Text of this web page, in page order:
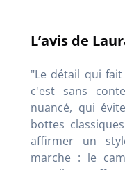
L’avis de
"Le détail qui
c'est sans
nuancé, qui
bottes
affirmer un
marche : le